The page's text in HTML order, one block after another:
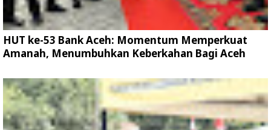
HUT ke-53 Bank Aceh: Momentum Memperkuat
Amanah, Menumbuhkan Keberkahan Bagi Aceh